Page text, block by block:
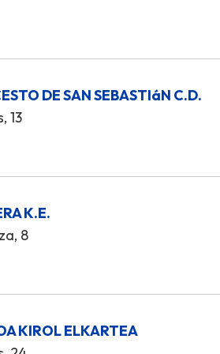
DE SAN SEBASTIáN C.D.
13
K.E.
8
KIROL ELKARTEA